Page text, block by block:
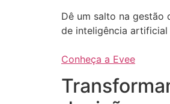
Dê um salto na gestão
de inteligência artificial
Conheça a Evee